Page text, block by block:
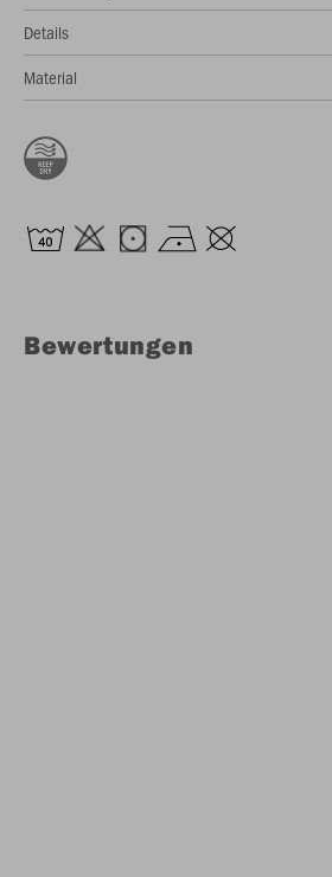
Details
Material
Bewertungen